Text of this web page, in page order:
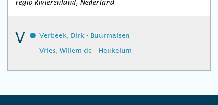
regio Rivierenland, Nederland
V
Verbeek, Dirk - Buurmalsen
Vries, Willem de - Heukelum